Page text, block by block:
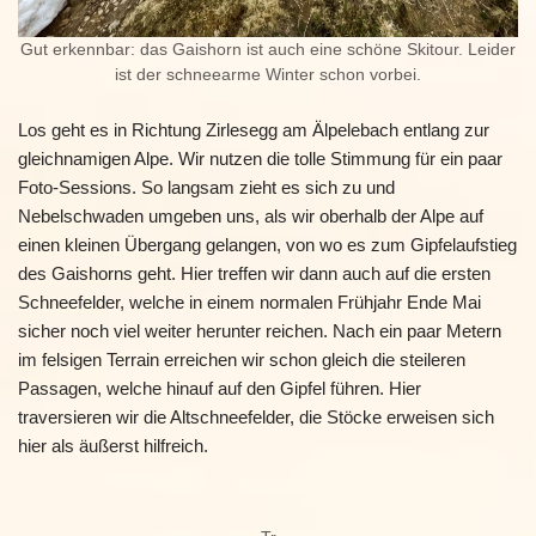
Gut erkennbar: das Gaishorn ist auch eine schöne Skitour. Leider
ist der schneearme Winter schon vorbei.
Los geht es in Richtung Zirlesegg am Älpelebach entlang zur
gleichnamigen Alpe. Wir nutzen die tolle Stimmung für ein paar
Foto-Sessions. So langsam zieht es sich zu und
Nebelschwaden umgeben uns, als wir oberhalb der Alpe auf
einen kleinen Übergang gelangen, von wo es zum Gipfelaufstieg
des Gaishorns geht. Hier treffen wir dann auch auf die ersten
Schneefelder, welche in einem normalen Frühjahr Ende Mai
sicher noch viel weiter herunter reichen. Nach ein paar Metern
im felsigen Terrain erreichen wir schon gleich die steileren
Passagen, welche hinauf auf den Gipfel führen. Hier
traversieren wir die Altschneefelder, die Stöcke erweisen sich
hier als äußerst hilfreich.